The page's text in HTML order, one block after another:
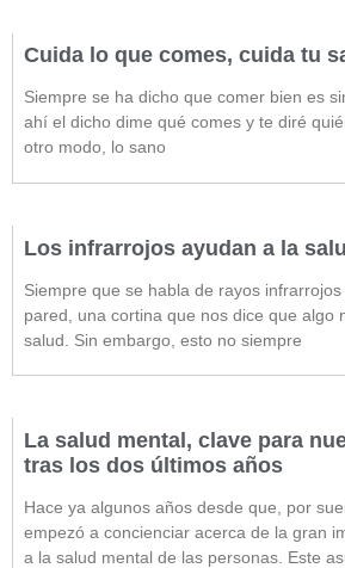
Cuida lo que comes, cuida tu
Siempre se ha dicho que comer bien es
ahí el dicho dime qué comes y te diré
otro modo, lo sano
Los infrarrojos ayudan a la
Siempre que se habla de rayos
pared, una cortina que nos dice que algo
salud. Sin embargo, esto no siempre
La salud mental, clave para
tras los dos últimos años
Hace ya algunos años desde que, por
empezó a concienciar acerca de la gran
a la salud mental de las personas. Este